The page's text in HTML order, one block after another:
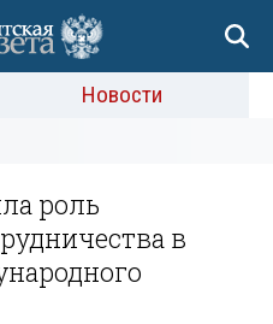
Новости
роль
в